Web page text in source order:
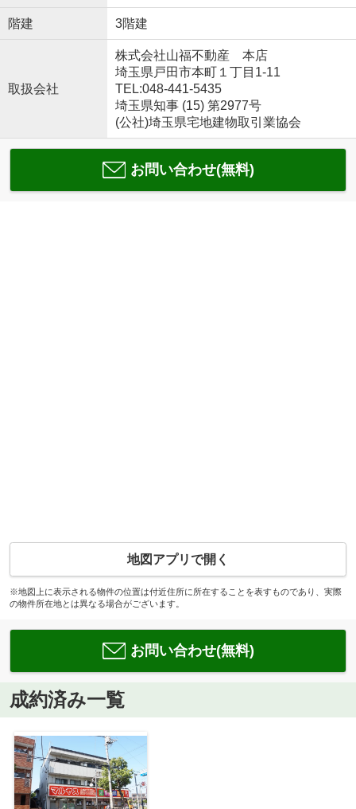
階建 3階建
取扱会社
株式会社山福不動産 本店
埼玉県戸田市本町１丁目1-11
TEL:048-441-5435
埼玉県知事 (15) 第2977号
(公社)埼玉県宅地建物取引業協会
お問い合わせ(無料)
地図アプリで開く
※地図上に表示される物件の位置は付近住所に所在することを表すものであり、実際
の物件所在地とは異なる場合がございます。
お問い合わせ(無料)
成約済み一覧